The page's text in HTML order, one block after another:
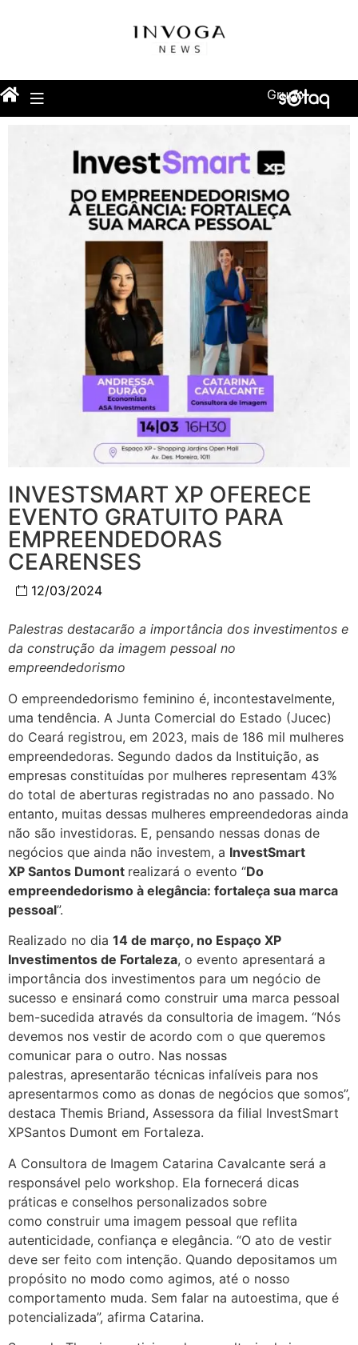
Grupo
INVESTSMART XP OFERECE
EVENTO GRATUITO PARA
EMPREENDEDORAS
CEARENSES
12/03/2024
Palestras destacarão a importância dos investimentos e
da construção da imagem pessoal no
empreendedorismo
O empreendedorismo feminino é, incontestavelmente,
uma tendência. A Junta Comercial do Estado (Jucec)
do Ceará registrou, em 2023, mais de 186 mil mulheres
empreendedoras. Segundo dados da Instituição, as
empresas constituídas por mulheres representam 43%
do total de aberturas registradas no ano passado. No
entanto, muitas dessas mulheres empreendedoras ainda
não são investidoras. E, pensando nessas donas de
negócios que ainda não investem, a InvestSmart
XP Santos Dumont realizará o evento “Do
empreendedorismo à elegância: fortaleça sua marca
pessoal”.
Realizado no dia 14 de março, no Espaço XP
Investimentos de Fortaleza, o evento apresentará a
importância dos investimentos para um negócio de
sucesso e ensinará como construir uma marca pessoal
bem-sucedida através da consultoria de imagem. “Nós
devemos nos vestir de acordo com o que queremos
comunicar para o outro. Nas nossas
palestras, apresentarão técnicas infalíveis para nos
apresentarmos como as donas de negócios que somos”,
destaca Themis Briand, Assessora da filial InvestSmart
XPSantos Dumont em Fortaleza.
A Consultora de Imagem Catarina Cavalcante será a
responsável pelo workshop. Ela fornecerá dicas
práticas e conselhos personalizados sobre
como construir uma imagem pessoal que reflita
autenticidade, confiança e elegância. “O ato de vestir
deve ser feito com intenção. Quando depositamos um
propósito no modo como agimos, até o nosso
comportamento muda. Sem falar na autoestima, que é
potencializada”, afirma Catarina.